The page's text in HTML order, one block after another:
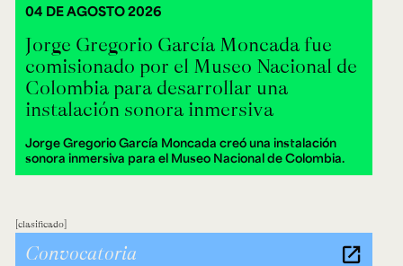
Jorge Gregorio García Moncada fue
comisionado por el Museo Nacional de
Colombia para desarrollar una
instalación sonora inmersiva
Jorge Gregorio García Moncada creó una instalación
sonora inmersiva para el Museo Nacional de Colombia.
04 DE AGOSTO 2026
clasificado
Convocatoria